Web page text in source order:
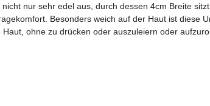
nur sehr edel aus, durch dessen 4cm Breite
Besonders weich auf der Haut ist diese
ohne zu drücken oder auszuleiern oder